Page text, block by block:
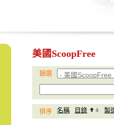
美國ScoopFree
篩選
排序 名稱 目錄 製